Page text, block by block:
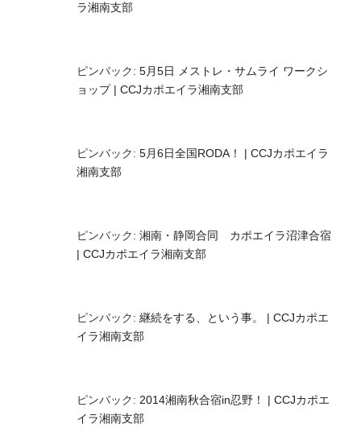
ラ湘南支部
ピンバック: 5月5日 メストレ・サムライ ワークシ
ョップ | CCJカポエイラ湘南支部
ピンバック: 5月6日全国RODA！ | CCJカポエイラ
湘南支部
ピンバック: 湘南・静岡合同 カポエイラ沼津合宿
| CCJカポエイラ湘南支部
ピンバック: 継続をする、という事。 | CCJカポエ
イラ湘南支部
ピンバック: 2014湘南秋合宿in忍野！ | CCJカポエ
イラ湘南支部